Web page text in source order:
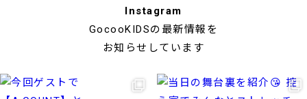
Instagram
GocooKIDSの最新情報を
お知らせしています